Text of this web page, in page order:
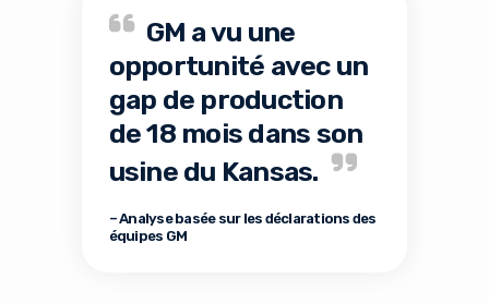
GM a vu une
opportunité avec un
gap de production
de 18 mois dans son
usine du Kansas.
– Analyse basée sur les déclarations des
équipes GM